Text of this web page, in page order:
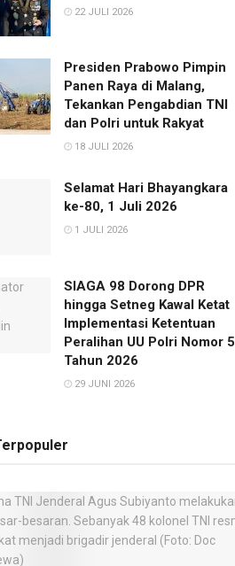
22 JULI 2026
Presiden Prabowo Pimpin
Panen Raya di Malang,
Tekankan Pengabdian TNI
dan Polri untuk Rakyat
18 JULI 2026
Selamat Hari Bhayangkara
ke-80, 1 Juli 2026
1 JULI 2026
SIAGA 98 Dorong DPR
hingga Setneg Kawal Ketat
Implementasi Ketentuan
Peralihan UU Polri Nomor 5
Tahun 2026
29 JUNI 2026